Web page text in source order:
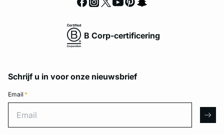
B Corp-certificering
Schrijf u in voor onze nieuwsbrief
Email *